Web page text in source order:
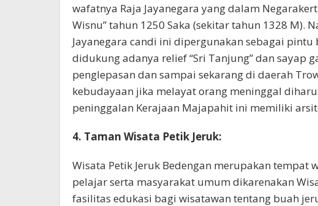
wafatnya Raja Jayanegara yang dalam
Wisnu” tahun 1250 Saka (sekitar tahun 1328 M).
Jayanegara candi ini dipergunakan sebagai
didukung adanya relief “Sri Tanjung” dan sayap
penglepasan dan sampai sekarang di daerah
kebudayaan jika melayat orang meninggal
peninggalan Kerajaan Majapahit ini memiliki
4. Taman Wisata Petik Jeruk:
Wisata Petik Jeruk Bedengan merupakan tempat
pelajar serta masyarakat umum dikarenakan
fasilitas edukasi bagi wisatawan tentang buah